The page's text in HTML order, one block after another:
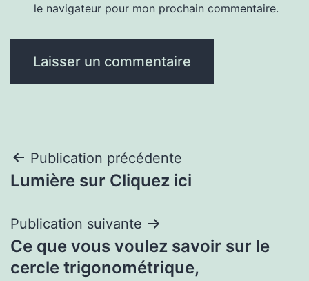
le navigateur pour mon prochain commentaire.
Navigation
de
l’article
Publication précédente
Lumière sur Cliquez ici
Publication suivante
Ce que vous voulez savoir sur le
cercle trigonométrique,